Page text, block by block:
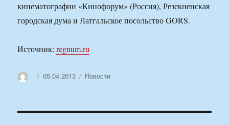
кинематографии «Кинофорум» (Россия), Резекненская
городская дума и Латгальское посольство GORS.
Источник:regnum.ru
АвторОпубликовано
05.04.2013 Рубрики
Новости